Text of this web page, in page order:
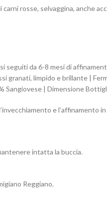
rosse, selvaggina, anche
da 6-8 mesi di
granati, limpido e brillante |
Sangiovese | Dimensione
e l’affinamento
intatta la buccia.
Reggiano.